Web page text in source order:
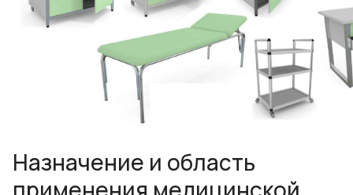
Назначение и область